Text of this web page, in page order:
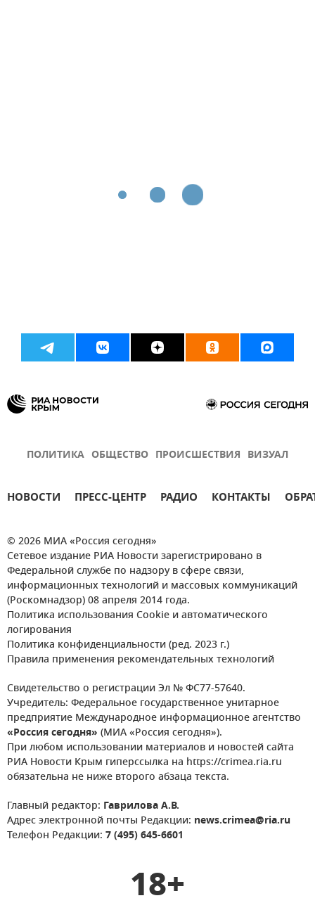
ПОЛИТИКА ОБЩЕСТВО ПРОИСШЕСТВИЯ ВИЗУАЛ
НОВОСТИ ПРЕСС-ЦЕНТР РАДИО КОНТАКТЫ
© 2026 МИА «Россия сегодня»
Сетевое издание РИА Новости зарегистрировано в
Федеральной службе по надзору в сфере связи,
информационных технологий и массовых коммуникаций
(Роскомнадзор) 08 апреля 2014 года.
Политика использования Cookie и автоматического
логирования
Политика конфиденциальности (ред. 2023 г.)
Правила применения рекомендательных технологий
Свидетельство о регистрации Эл № ФС77-57640.
Учредитель: Федеральное государственное унитарное
предприятие Международное информационное агентство
«Россия сегодня» (МИА «Россия сегодня»).
При любом использовании материалов и новостей сайта
РИА Новости Крым гиперссылка на https://crimea.ria.ru
обязательна не ниже второго абзаца текста.
Главный редактор: Гаврилова А.В.
Адрес электронной почты Редакции: news.crimea@ria.ru
Телефон Редакции: 7 (495) 645-6601
18+